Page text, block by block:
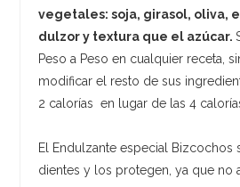
vegetales: soja, girasol, oliva,
dulzor y textura que el azúcar.
Peso a Peso en cualquier receta,
modificar el resto de sus
2 calorías en lugar de las 4
El Endulzante especial Bizcochos
dientes y los protegen, ya que no